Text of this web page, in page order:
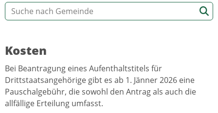
Kosten
Bei Beantragung eines Aufenthaltstitels für
Drittstaatsangehörige gibt es ab 1. Jänner 2026 eine
Pauschalgebühr, die sowohl den Antrag als auch die
allfällige Erteilung umfasst.